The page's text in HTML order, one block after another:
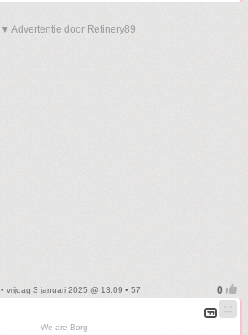
▼ Advertentie door Refinery89
• vrijdag 3 januari 2025 @ 13:09 • 57
We are Borg.